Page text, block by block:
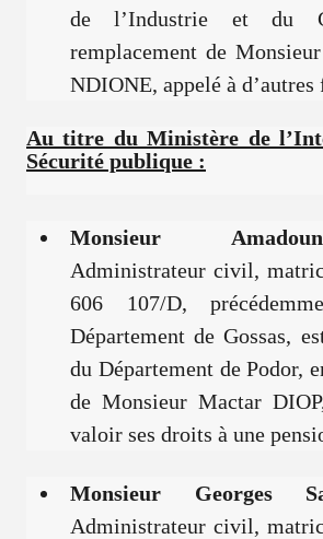
de l’Industrie et du
remplacement de
NDIONE, appelé à d’autres
Au titre du Ministère de
Sécurité publique :
Monsieur
Administrateur civil,
606 107/D,
Département de Gossas,
du Département de Podor,
de Monsieur Mactar
valoir ses droits à une
Monsieur Georges
Administrateur civil,